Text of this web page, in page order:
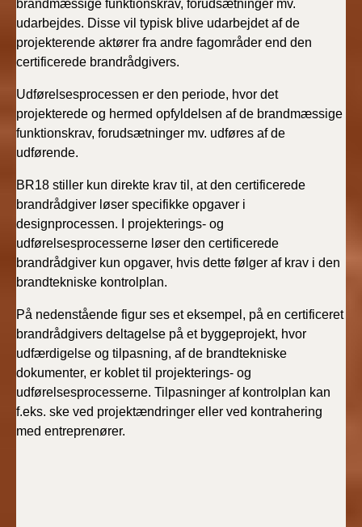
brandmæssige funktionskrav, forudsætninger mv.
udarbejdes. Disse vil typisk blive udarbejdet af de
projekterende aktører fra andre fagområder end den
certificerede brandrådgivers.
Udførelsesprocessen er den periode, hvor det
projekterede og hermed opfyldelsen af de brandmæssige
funktionskrav, forudsætninger mv. udføres af de
udførende.
BR18 stiller kun direkte krav til, at den certificerede
brandrådgiver løser specifikke opgaver i
designprocessen. I projekterings- og
udførelsesprocesserne løser den certificerede
brandrådgiver kun opgaver, hvis dette følger af krav i den
brandtekniske kontrolplan.
På nedenstående figur ses et eksempel, på en certificeret
brandrådgivers deltagelse på et byggeprojekt, hvor
udfærdigelse og tilpasning, af de brandtekniske
dokumenter, er koblet til projekterings- og
udførelsesprocesserne. Tilpasninger af kontrolplan kan
f.eks. ske ved projektændringer eller ved kontrahering
med entreprenører.